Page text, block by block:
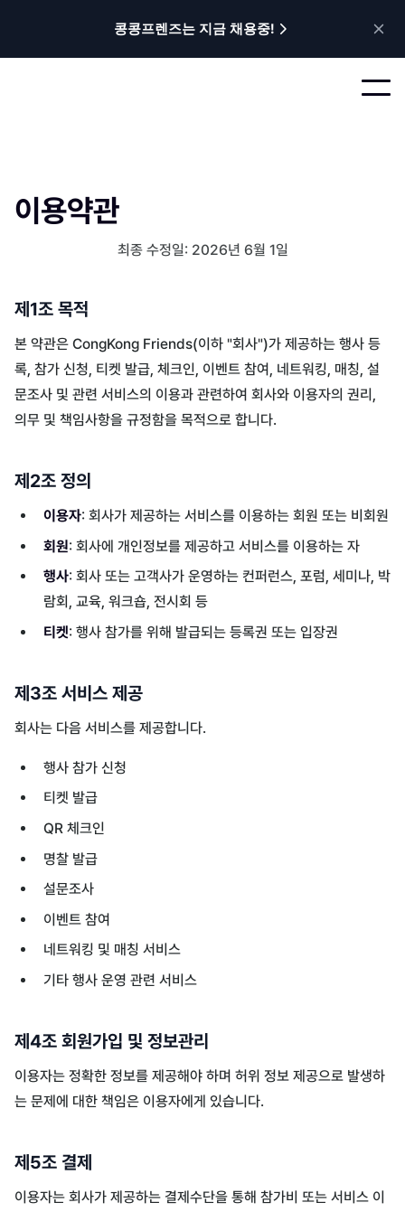
콩콩프렌즈는 지금 채용중!
이용약관
최종 수정일: 2026년 6월 1일
제1조 목적
본 약관은 CongKong Friends(이하 "회사")가 제공하는 행사 등
록, 참가 신청, 티켓 발급, 체크인, 이벤트 참여, 네트워킹, 매칭, 설
문조사 및 관련 서비스의 이용과 관련하여 회사와 이용자의 권리,
의무 및 책임사항을 규정함을 목적으로 합니다.
제2조 정의
이용자: 회사가 제공하는 서비스를 이용하는 회원 또는 비회원
회원: 회사에 개인정보를 제공하고 서비스를 이용하는 자
행사: 회사 또는 고객사가 운영하는 컨퍼런스, 포럼, 세미나, 박
람회, 교육, 워크숍, 전시회 등
티켓: 행사 참가를 위해 발급되는 등록권 또는 입장권
제3조 서비스 제공
회사는 다음 서비스를 제공합니다.
행사 참가 신청
티켓 발급
QR 체크인
명찰 발급
설문조사
이벤트 참여
네트워킹 및 매칭 서비스
기타 행사 운영 관련 서비스
제4조 회원가입 및 정보관리
이용자는 정확한 정보를 제공해야 하며 허위 정보 제공으로 발생하
는 문제에 대한 책임은 이용자에게 있습니다.
제5조 결제
이용자는 회사가 제공하는 결제수단을 통해 참가비 또는 서비스 이